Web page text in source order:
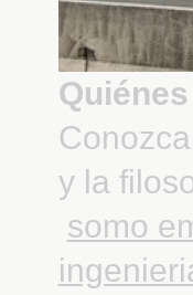
y la
somo